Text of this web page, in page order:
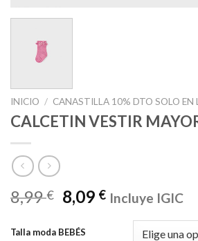
INICIO / CANASTILLA 10% DTO SOLO EN
CALCETIN VESTIR
8,99€ 8,09 € Incluye IGIC
Talla moda BEBÉS